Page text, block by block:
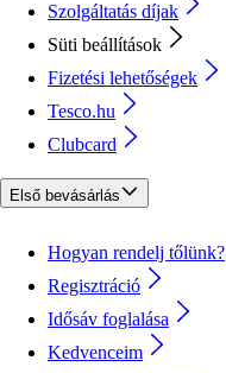
Szolgáltatás díjak
Süti beállítások
Fizetési lehetőségek
Tesco.hu
Clubcard
Első bevásárlás
Hogyan rendelj tőlünk?
Regisztráció
Idősáv foglalása
Kedvenceim